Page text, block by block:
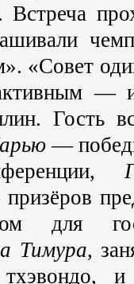
Встреча
«Совет
—
Гость
—
призёров
для
Тимура,
тхэвондо,